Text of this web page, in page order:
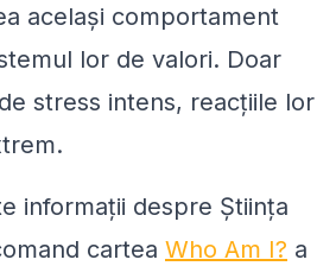
același comportament
lor de valori. Doar
stress intens, reacțiile lor
informații despre Știința
cartea Who Am I? a